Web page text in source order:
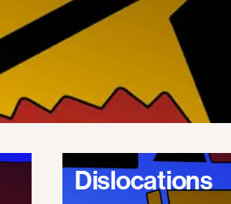
Dislocations